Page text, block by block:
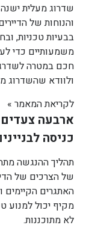
שדרוג מעלית
והנוחות של
בבעיות טכניות,
משמעותיים כדי
חכם במטרה לשדרג
ולוודא שהשדרוג
לקריאת המאמר »
ארבעה צעדים
כניסה
תהליך ההנגשה
של הצרכים של
האתגרים הקיימים
מקיף יכול למנוע
לא מתוכננות.